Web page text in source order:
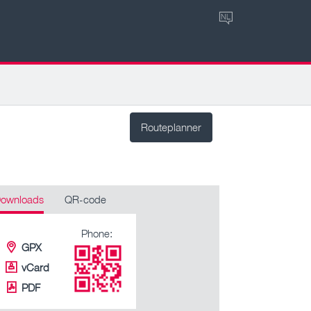
NL
Routeplanner
QR-code
GPX
vCard
PDF
Phone: